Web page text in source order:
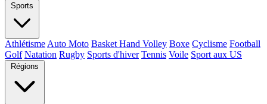
Sports
Athlétisme Auto Moto Basket Hand Volley Boxe Cyclisme Football
Golf Natation Rugby Sports d'hiver Tennis Voile Sport aux US
Régions